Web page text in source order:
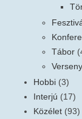
Tábor
Verseny
Hobbi (3)
Interjú (17)
Közélet (93)